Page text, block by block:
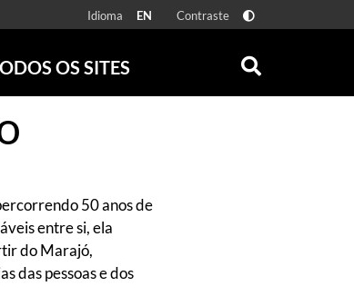
Idioma EN Contraste
OS SITES
ZUM
CRÔNICA BRASILEIRA
TESTEMUNHA OCULAR
CLARICE LISPECTOR
SERROTE
50 anos de
entre si, ela
do Marajó,
das pessoas e dos